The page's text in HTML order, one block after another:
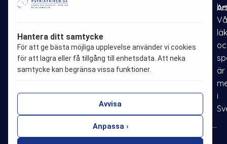
är
i
a
c
e
b
k
n
s
t
a
a
i
n
t
e
s
i
n
k
e
n
Hantera ditt samtycke
För att ge bästa möjliga upplevelse använder vi cookies
för att lagra eller få tillgång till enhetsdata. Att neka
samtycke kan begränsa vissa funktioner.
Avvisa
Anpassa ›